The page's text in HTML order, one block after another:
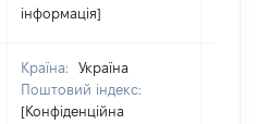
інформація]
Країна:
Україна
Поштовий індекс:
[Конфіденційна